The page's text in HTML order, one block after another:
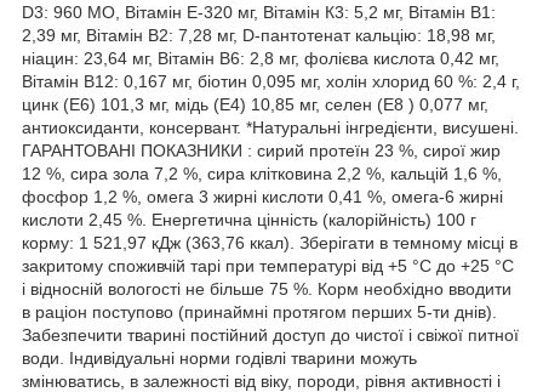
D3: 960 МО, Вітамін Е-320 мг, Вітамін К3: 5,2 мг, Вітамін В1:
2,39 мг, Вітамін В2: 7,28 мг, D-пантотенат кальцію: 18,98 мг,
ніацин: 23,64 мг, Вітамін В6: 2,8 мг, фолієва кислота 0,42 мг,
Вітамін В12: 0,167 мг, біотин 0,095 мг, холін хлорид 60 %: 2,4 г,
цинк (Е6) 101,3 мг, мідь (Е4) 10,85 мг, селен (E8 ) 0,077 мг,
антиоксиданти, консервант. *Натуральні інгредієнти, висушені.
ГАРАНТОВАНІ ПОКАЗНИКИ : сирий протеїн 23 %, сирої жир
12 %, сира зола 7,2 %, сира клітковина 2,2 %, кальцій 1,6 %,
фосфор 1,2 %, омега 3 жирні кислоти 0,41 %, омега-6 жирні
кислоти 2,45 %. Енергетична цінність (калорійність) 100 г
корму: 1 521,97 кДж (363,76 ккал). Зберігати в темному місці в
закритому споживчій тарі при температурі від +5 °С до +25 °С
і відносній вологості не більше 75 %. Корм необхідно вводити
в раціон поступово (принаймні протягом перших 5-ти днів).
Забезпечити тварині постійний доступ до чистої і свіжої питної
води. Індивідуальні норми годівлі тварини можуть
змінюватись, в залежності від віку, породи, рівня активності і